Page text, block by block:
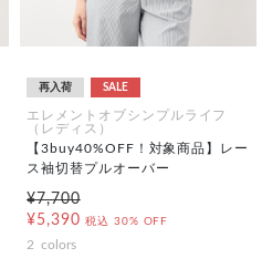
再入荷 SALE
エレメントオブシンプルライフ
（レディス）
【3buy40%OFF！対象商品】レー
ス袖切替プルオーバー
¥7,700
¥5,390 税込 30% OFF
2 colors